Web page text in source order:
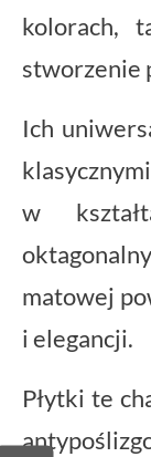
kolorach,
stworzenie
Ich
w
matowej
i elegancji.
Płytki te